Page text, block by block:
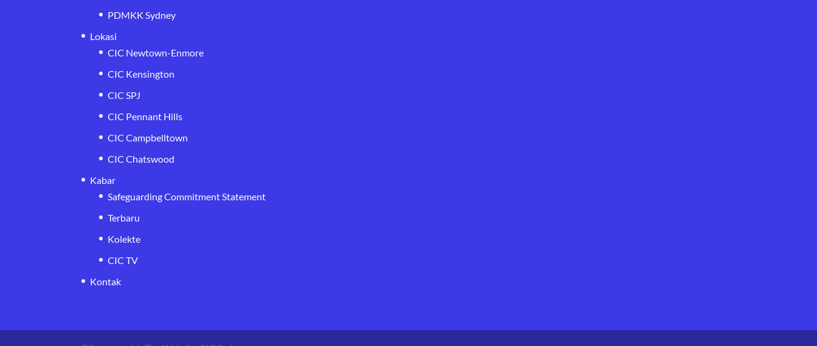
PDMKK Sydney
Lokasi
CIC Newtown-Enmore
CIC Kensington
CIC SPJ
CIC Pennant Hills
CIC Campbelltown
CIC Chatswood
Kabar
Safeguarding Commitment Statement
Terbaru
Kolekte
CIC TV
Kontak